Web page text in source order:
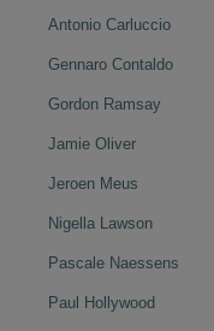
Antonio Carluccio
Gennaro Contaldo
Gordon Ramsay
Jamie Oliver
Jeroen Meus
Nigella Lawson
Pascale Naessens
Paul Hollywood